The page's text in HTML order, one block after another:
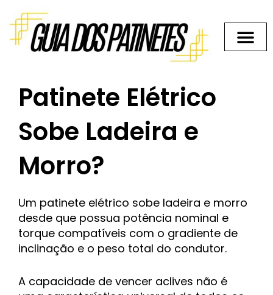
para
conteúdo
Patinete Elétrico
Sobe Ladeira e
Morro?
Um patinete elétrico sobe ladeira e morro
desde que possua potência nominal e
torque compatíveis com o gradiente de
inclinação e o peso total do condutor.
A capacidade de vencer aclives não é